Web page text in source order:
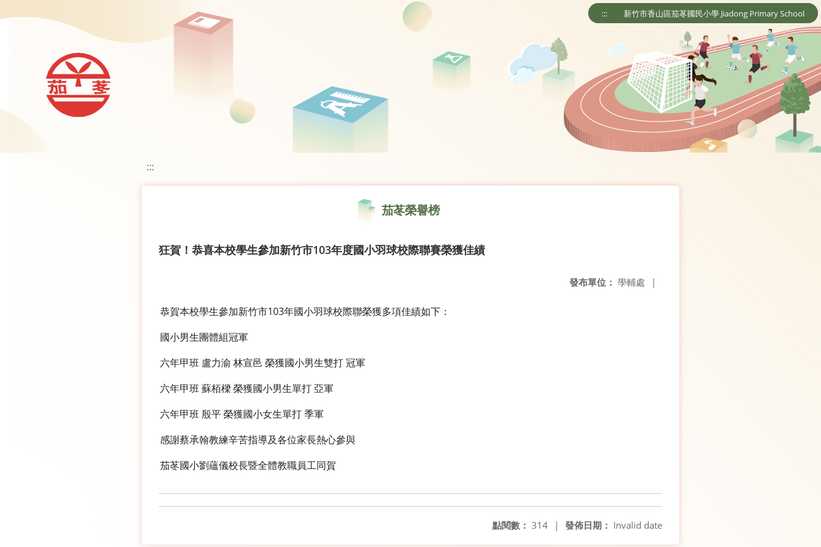
::: 新竹市香山區茄苳國民小學 Jiadong Primary School
:::
茄苳榮譽榜
狂賀！恭喜本校學生參加新竹市103年度國小羽球校際聯賽榮獲佳績
發布單位： 學輔處 |
恭賀本校學生參加新竹市103年國小羽球校際聯榮獲多項佳績如下：
國小男生團體組冠軍
六年甲班 盧力渝 林宣邑 榮獲國小男生雙打 冠軍
六年甲班 蘇栢樑 榮獲國小男生單打 亞軍
六年甲班 殷平 榮獲國小女生單打 季軍
感謝蔡承翰教練辛苦指導及各位家長熱心參與
茄苳國小劉蘊儀校長暨全體教職員工同賀
發佈日期： Invalid date
點閱數： 314 |